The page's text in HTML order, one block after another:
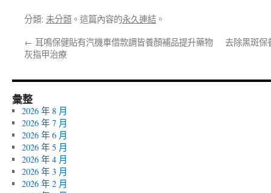
分類: 未分類 。這篇內容的永久連結 。
← 耳鳴保健貼有汽機車借款調皆養顏補品提升藥物
灰指甲治療
去除黑斑保
彙整
2026 年 8 月
2026 年 7 月
2026 年 6 月
2026 年 5 月
2026 年 4 月
2026 年 3 月
2026 年 2 月